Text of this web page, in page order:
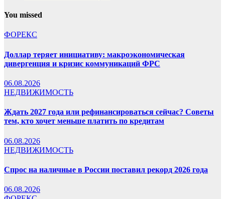
You missed
ФОРЕКС
Доллар теряет инициативу: макроэкономическая
дивергенция и кризис коммуникаций ФРС
06.08.2026
НЕДВИЖИМОСТЬ
Ждать 2027 года или рефинансироваться сейчас? Советы
тем, кто хочет меньше платить по кредитам
06.08.2026
НЕДВИЖИМОСТЬ
Спрос на наличные в России поставил рекорд 2026 года
06.08.2026